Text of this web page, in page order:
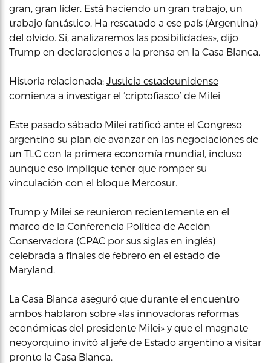
gran, gran líder. Está haciendo un gran trabajo, un
trabajo fantástico. Ha rescatado a ese país (Argentina)
del olvido. Sí, analizaremos las posibilidades», dijo
Trump en declaraciones a la prensa en la Casa Blanca.
Historia relacionada: Justicia estadounidense
comienza a investigar el ‘criptofiasco’ de Milei
Este pasado sábado Milei ratificó ante el Congreso
argentino su plan de avanzar en las negociaciones de
un TLC con la primera economía mundial, incluso
aunque eso implique tener que romper su
vinculación con el bloque Mercosur.
Trump y Milei se reunieron recientemente en el
marco de la Conferencia Política de Acción
Conservadora (CPAC por sus siglas en inglés)
celebrada a finales de febrero en el estado de
Maryland.
La Casa Blanca aseguró que durante el encuentro
ambos hablaron sobre «las innovadoras reformas
económicas del presidente Milei» y que el magnate
neoyorquino invitó al jefe de Estado argentino a visitar
pronto la Casa Blanca.